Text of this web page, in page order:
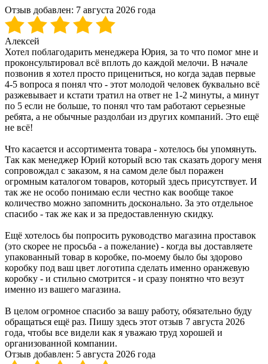
Отзыв добавлен: 7 августа 2026 года
Алексей
Хотел поблагодарить менеджера Юрия, за то что помог мне и
проконсультировал всё вплоть до каждой мелочи. В начале
позвонив я хотел просто прицениться, но когда задав первые
4-5 вопроса я понял что - этот молодой человек буквально всё
разжевывает и кстати тратил на ответ не 1-2 минуты, а минут
по 5 если не больше, то понял что там работают серьезные
ребята, а не обычные раздолбаи из других компаний. Это ещё
не всё!
Что касается и ассортимента товара - хотелось бы упомянуть.
Так как менеджер Юрий который всю так сказать дорогу меня
сопровождал с заказом, я на самом деле был поражен
огромным каталогом товаров, который здесь присутствует. И
так же не особо понимаю если честно как вообще такое
количество можно запомнить досконально. За это отдельное
спасибо - так же как и за предоставленную скидку.
Ещё хотелось бы попросить руководство магазина проставок
(это скорее не просьба - а пожелание) - когда вы доставляете
упакованный товар в коробке, по-моему было бы здорово
коробку под ваш цвет логотипа сделать именно оранжевую
коробку - и стильно смотрится - и сразу понятно что везут
именно из вашего магазина.
В целом огромное спасибо за вашу работу, обязательно буду
обращаться ещё раз. Пишу здесь этот отзыв 7 августа 2026
года, чтобы все видели как я уважаю труд хорошей и
организованной компании.
Отзыв добавлен: 5 августа 2026 года